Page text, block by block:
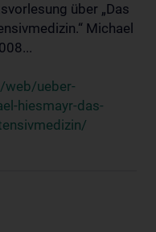
über „Das
Michael
web/ueber-
hiesmayr-das-